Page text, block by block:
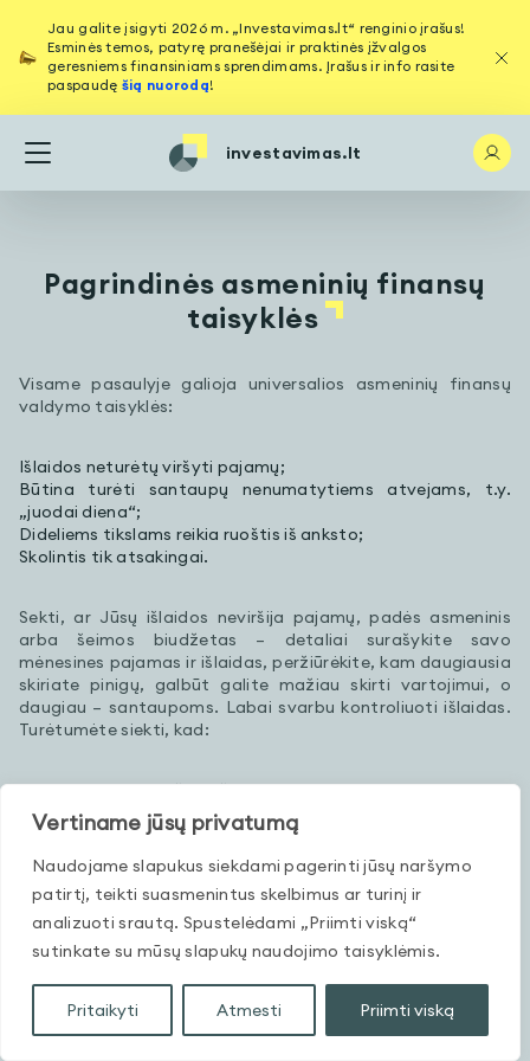
Vertiname jūsų privatumą
Naudojame slapukus siekdami pagerinti jūsų naršymo
patirtį, teikti suasmenintus skelbimus ar turinį ir
analizuoti srautą. Spustelėdami „Priimti viską“
sutinkate su mūsų slapukų naudojimo taisyklėmis.
Pritaikyti Atmesti Priimti viską
Jau galite įsigyti 2026 m. „Investavimas.lt“ renginio įrašus!
Esminės temos, patyrę pranešėjai ir praktinės įžvalgos
geresniems finansiniams sprendimams. Įrašus ir info rasite
paspaudę šią nuorodą!
investavimas.lt
Pagrindinės asmeninių finansų
taisyklės
Visame pasaulyje galioja universalios asmeninių finansų
valdymo taisyklės:
Išlaidos neturėtų viršyti pajamų;
Būtina turėti santaupų nenumatytiems atvejams, t.y.
„juodai diena“;
Dideliems tikslams reikia ruoštis iš anksto;
Skolintis tik atsakingai.
Sekti, ar Jūsų išlaidos neviršija pajamų, padės asmeninis
arba šeimos biudžetas – detaliai surašykite savo
mėnesines pajamas ir išlaidas, peržiūrėkite, kam daugiausia
skiriate pinigų, galbūt galite mažiau skirti vartojimui, o
daugiau – santaupoms. Labai svarbu kontroliuoti išlaidas.
Turėtumėte siekti, kad:
pajamos visada viršytų išlaidas, taip dalį pinigų galėtumėte
skirti santaupoms;
galėtumėte apsidrausti nuo galimų nelaimių, ypač jei turite
išlaikytinių; (Plačiau apie tai: Gyvybės draudimas)
neįklimptumėte į skolas, t.y. turėtumėte tik tiek skolų, kiek
galite grąžinti itin nesuvaržydami savo vartojimo. (Plačiau
apie tai: Kaip nebūti įklampintam į greitas skolas?)
Santaupų suma, kuri leistų jaustis saugiai, priklauso ir nuo
gaunamų pajamų (ir įprastų išlaidų), ir nuo asmeninės
situacijos (ar turime kitų pajamų šaltinių, kiek turime skolų,